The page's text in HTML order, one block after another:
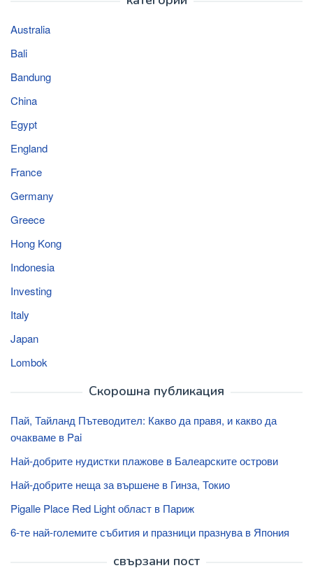
Australia
Bali
Bandung
China
Egypt
England
France
Germany
Greece
Hong Kong
Indonesia
Investing
Italy
Japan
Lombok
Скорошна публикация
Пай, Тайланд Пътеводител: Какво да правя, и какво да
очакваме в Pai
Най-добрите нудистки плажове в Балеарските острови
Най-добрите неща за вършене в Гинза, Токио
Pigalle Place Red Light област в Париж
6-те най-големите събития и празници празнува в Япония
свързани пост